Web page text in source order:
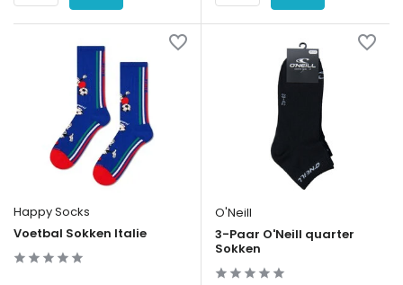
Happy Socks
Voetbal Sokken Italie
O'Neill
3-Paar O'Neill quarter
Sokken